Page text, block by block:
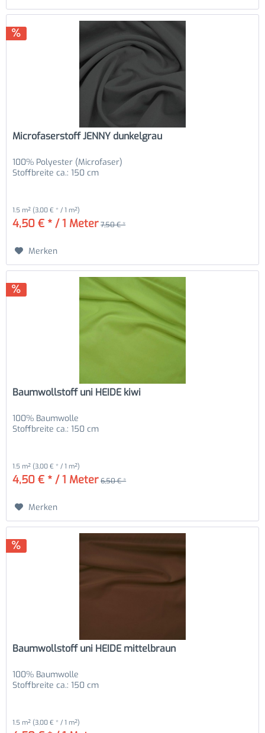
Microfaserstoff JENNY dunkelgrau
100% Polyester (Microfaser)
Stoffbreite ca.: 150 cm
1.5 m² (3,00 € * / 1 m²)
4,50 € * / 1 Meter 7,50 € *
Merken
Baumwollstoff uni HEIDE kiwi
100% Baumwolle
Stoffbreite ca.: 150 cm
1.5 m² (3,00 € * / 1 m²)
4,50 € * / 1 Meter 6,50 € *
Merken
Baumwollstoff uni HEIDE mittelbraun
100% Baumwolle
Stoffbreite ca.: 150 cm
1.5 m² (3,00 € * / 1 m²)